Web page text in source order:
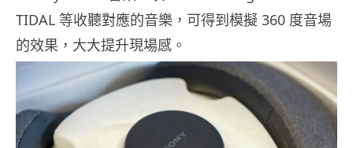
TIDAL 等收聽對應的音樂，可得到模擬 360 度音場
的效果，大大提升現場感。